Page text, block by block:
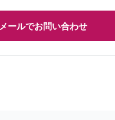
メールでお問い合わせ